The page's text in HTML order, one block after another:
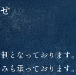
となっております
も承っております